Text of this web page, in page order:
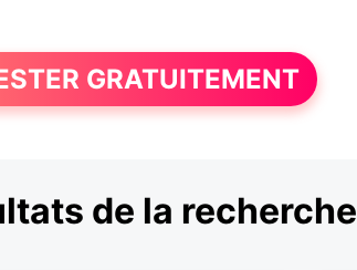
GRATUITEMENT
de la recherche